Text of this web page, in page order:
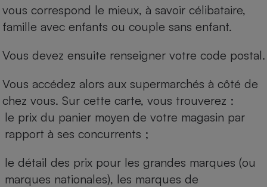
vous correspond le mieux, à savoir célibataire,
famille avec enfants ou couple sans enfant.
Vous devez ensuite renseigner votre code postal.
Vous accédez alors aux supermarchés à côté de
chez vous. Sur cette carte, vous trouverez :
le prix du panier moyen de votre magasin par
rapport à ses concurrents ;
le détail des prix pour les grandes marques (ou
marques nationales), les marques de